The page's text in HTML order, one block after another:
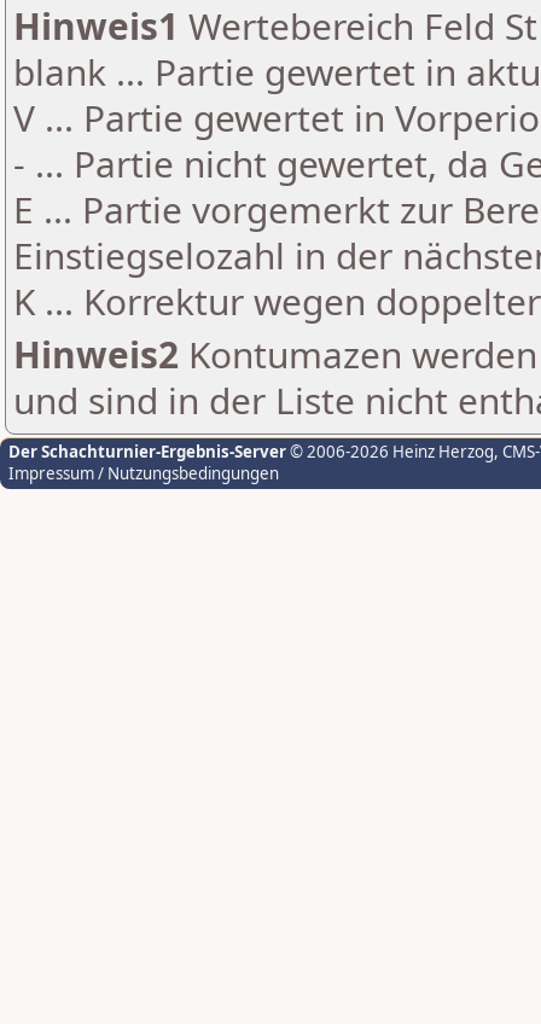
Hinweis1 Wertebereich Feld
blank ... Partie gewertet in
V ... Partie gewertet in
- ... Partie nicht gewertet, da
E ... Partie vorgemerkt zur
Einstiegselozahl in der
K ... Korrektur wegen
Hinweis2 Kontumazen
und sind in der Liste nicht
Der Schachturnier-Ergebnis-Server© 2006-2026 Heinz Herzog,
Impressum / Nutzungsbedingungen